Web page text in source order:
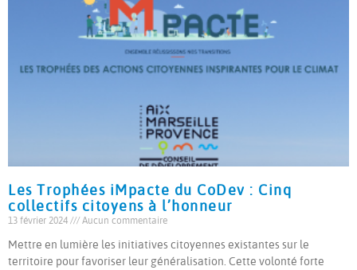
Les Trophées iMpacte du CoDev : Cinq
collectifs citoyens à l’honneur
13 février 2024 Aucun commentaire
Mettre en lumière les initiatives citoyennes existantes sur le
territoire pour favoriser leur généralisation. Cette volonté forte